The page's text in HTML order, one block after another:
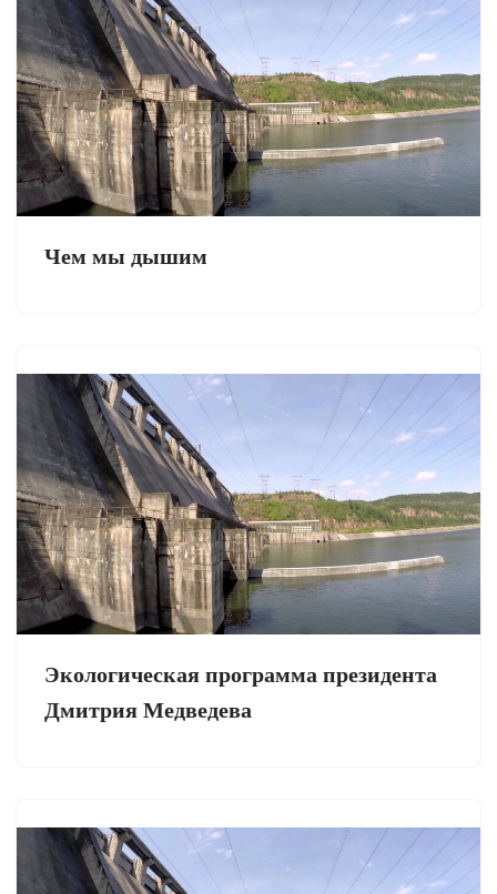
Чем мы дышим
Экологическая программа президента
Дмитрия Медведева